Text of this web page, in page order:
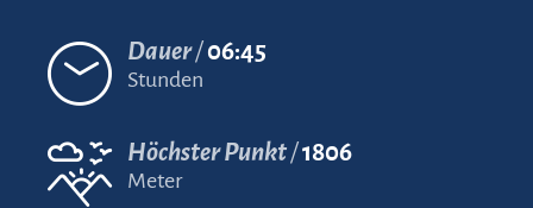
Dauer 06:45
Stunden
Höchster Punkt 1806
Meter